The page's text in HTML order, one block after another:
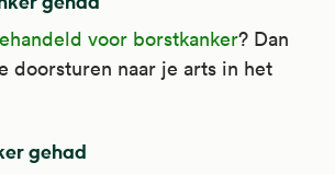
voor borstkanker? Dan
doorsturen naar je arts in het
gehad